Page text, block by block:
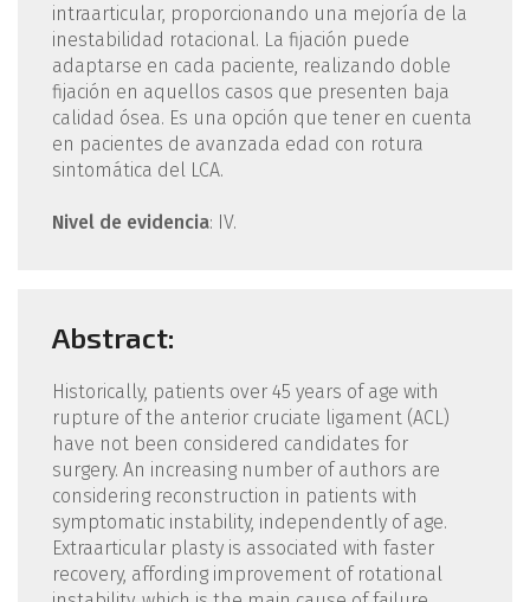
intraarticular, proporcionando una mejoría de la
inestabilidad rotacional. La fijación puede
adaptarse en cada paciente, realizando doble
fijación en aquellos casos que presenten baja
calidad ósea. Es una opción que tener en cuenta
en pacientes de avanzada edad con rotura
sintomática del LCA.
Nivel de evidencia: IV.
Abstract:
Historically, patients over 45 years of age with
rupture of the anterior cruciate ligament (ACL)
have not been considered candidates for
surgery. An increasing number of authors are
considering reconstruction in patients with
symptomatic instability, independently of age.
Extraarticular plasty is associated with faster
recovery, affording improvement of rotational